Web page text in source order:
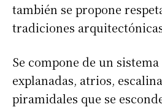
también se propone
tradiciones
Se compone de un
explanadas, atrios,
piramidales que se